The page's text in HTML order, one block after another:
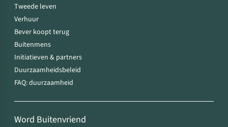
Tweede leven
Verhuur
Bever koopt terug
Buitenmens
Initiatieven & partners
Duurzaamheidsbeleid
FAQ: duurzaamheid
Word Buitenvriend